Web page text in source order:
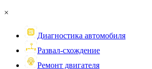
×
Диагностика автомобиля
Развал-схождение
Ремонт двигателя